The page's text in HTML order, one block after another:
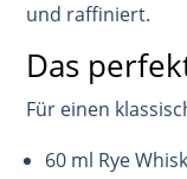
und raffiniert.
Das
Für einen
60 ml Rye